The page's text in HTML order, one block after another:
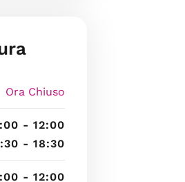
Ora Chiuso
- 12:00
- 18:30
- 12:00